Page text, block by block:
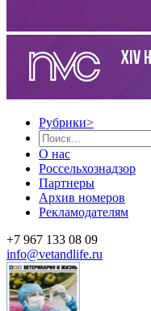
Рубрики>
О нас
Россельхознадзор
Партнеры
Архив номеров
Рекламодателям
+7 967 133 08 09
info@vetandlife.ru